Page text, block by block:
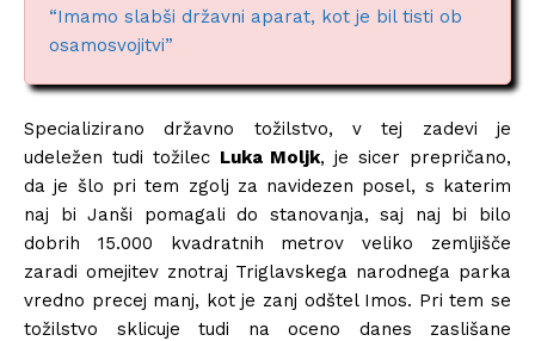
“Imamo slabši državni aparat, kot je bil tisti ob
osamosvojitvi”
Specializirano državno tožilstvo, v tej zadevi je
udeležen tudi tožilec Luka Moljk, je sicer prepričano,
da je šlo pri tem zgolj za navidezen posel, s katerim
naj bi Janši pomagali do stanovanja, saj naj bi bilo
dobrih 15.000 kvadratnih metrov veliko zemljišče
zaradi omejitev znotraj Triglavskega narodnega parka
vredno precej manj, kot je zanj odštel Imos. Pri tem se
tožilstvo sklicuje tudi na oceno danes zaslišane